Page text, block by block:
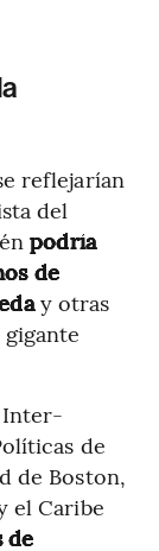
reflejarían
del
podría
de
y otras
Inter-
de
de Boston,
el Caribe
de